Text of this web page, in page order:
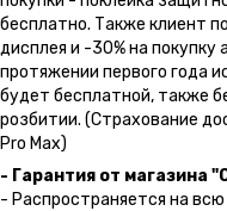
бесплатно. Также клиент
дисплея и -30% на покупку
протяжении первого года
будет бесплатной, также
розбитии. (Страхование
Pro Max)
- Гарантия от магазина
- Распространяется на